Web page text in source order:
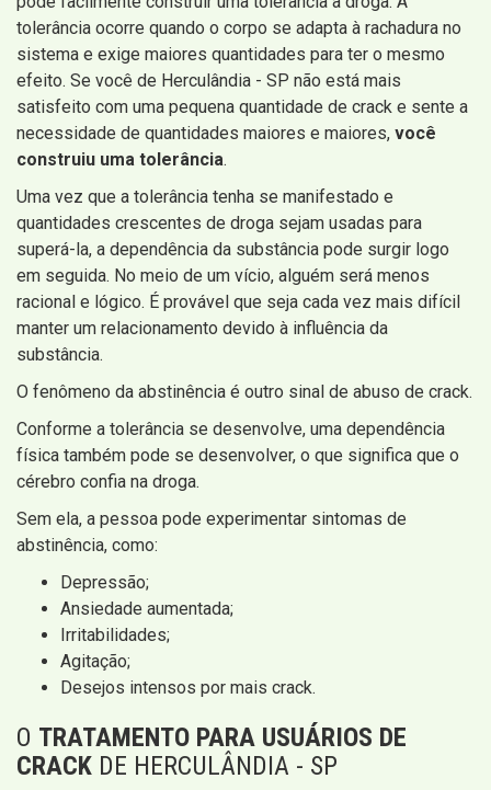
tolerância ocorre quando o corpo se adapta à rachadura no
sistema e exige maiores quantidades para ter o mesmo
efeito. Se você de Herculândia - SP não está mais
satisfeito com uma pequena quantidade de crack e sente a
necessidade de quantidades maiores e maiores, você
construiu uma tolerância.
Uma vez que a tolerância tenha se manifestado e
quantidades crescentes de droga sejam usadas para
superá-la, a dependência da substância pode surgir logo
em seguida. No meio de um vício, alguém será menos
racional e lógico. É provável que seja cada vez mais difícil
manter um relacionamento devido à influência da
substância.
O fenômeno da abstinência é outro sinal de abuso de crack.
Conforme a tolerância se desenvolve, uma dependência
física também pode se desenvolver, o que significa que o
cérebro confia na droga.
Sem ela, a pessoa pode experimentar sintomas de
abstinência, como:
Depressão;
Ansiedade aumentada;
Irritabilidades;
Agitação;
Desejos intensos por mais crack.
O TRATAMENTO PARA USUÁRIOS DE
CRACK DE HERCULÂNDIA - SP